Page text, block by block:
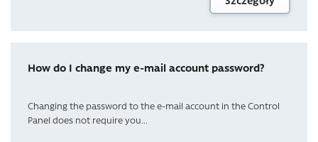
How do I change my e-mail account password?
Changing the password to the e-mail account in the Control
Panel does not require you...